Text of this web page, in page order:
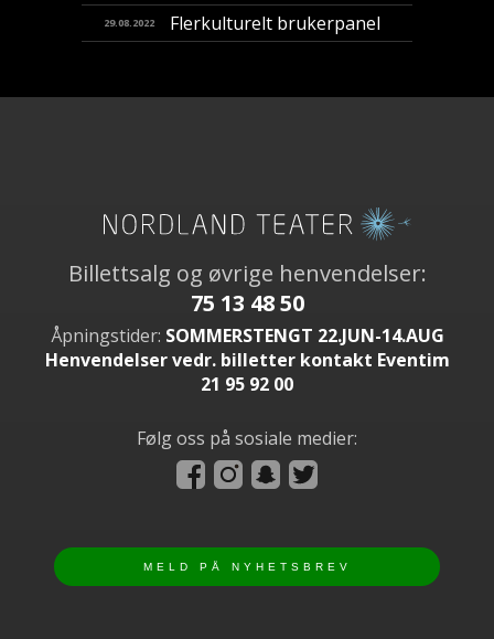
29.08.2022 Flerkulturelt brukerpanel
Billettsalg og øvrige henvendelser:
75 13 48 50
Åpningstider: SOMMERSTENGT 22.JUN-14.AUG
Henvendelser vedr. billetter kontakt Eventim
21 95 92 00
Følg oss på sosiale medier: